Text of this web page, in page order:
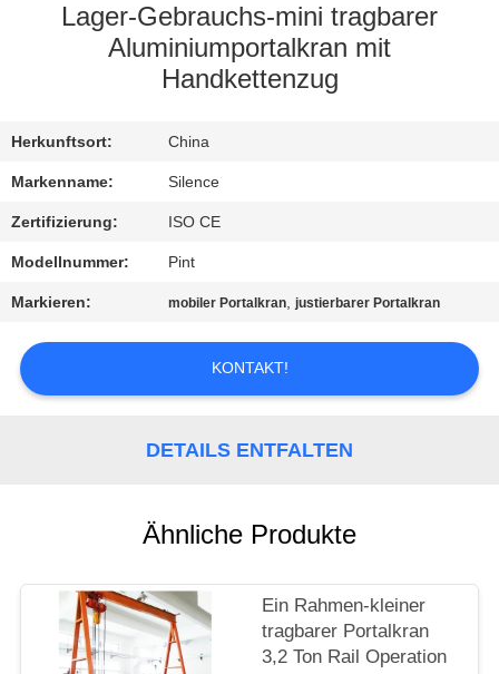
QUALITÄTSKONTROLLE
SIE
MIT
UNS
IN
VERBINDUNG
FORDERN
SIE
PRIVACY
POLICY
Lager-Gebrauchs-mini tragbarer
Aluminiumportalkran mit
Handkettenzug
Herkunftsort: China
Markenname: Silence
Zertifizierung: ISO CE
Modellnummer: Pint
Markieren: mobiler Portalkran,justierbarer Portalkran
KONTAKT!
DETAILS ENTFALTEN
Ähnliche Produkte
Ein Rahmen-kleiner
tragbarer Portalkran
3,2 Ton Rail Operation